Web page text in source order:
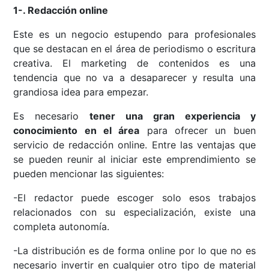
1-. Redacción online
Este es un negocio estupendo para profesionales
que se destacan en el área de periodismo o escritura
creativa. El marketing de contenidos es una
tendencia que no va a desaparecer y resulta una
grandiosa idea para empezar.
Es necesariotener una gran experiencia y
conocimiento en el área para ofrecer un buen
servicio de redacción online. Entre las ventajas que
se pueden reunir al iniciar este emprendimiento se
pueden mencionar las siguientes:
-El redactor puede escoger solo esos trabajos
relacionados con su especialización, existe una
completa autonomía.
-La distribución es de forma online por lo que no es
necesario invertir en cualquier otro tipo de material